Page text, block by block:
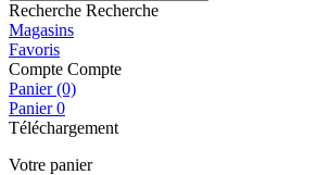
Recherche Recherche
Magasins
Favoris
Compte Compte
Panier (0)
Panier0
Téléchargement
Votre panier